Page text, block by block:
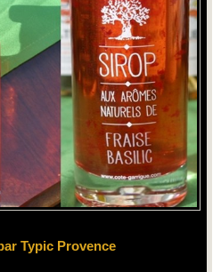
Typic Provence